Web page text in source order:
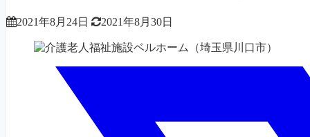
2021年8月24日 2021年8月30日